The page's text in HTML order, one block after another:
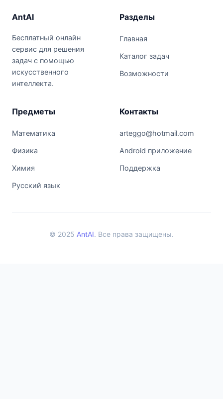
AntAI
Бесплатный онлайн
сервис для решения
задач с помощью
искусственного
интеллекта.
Разделы
Главная
Каталог задач
Возможности
Предметы
Математика
Физика
Химия
Русский язык
Контакты
arteggo@hotmail.com
Android приложение
Поддержка
© 2025 AntAI. Все права защищены.